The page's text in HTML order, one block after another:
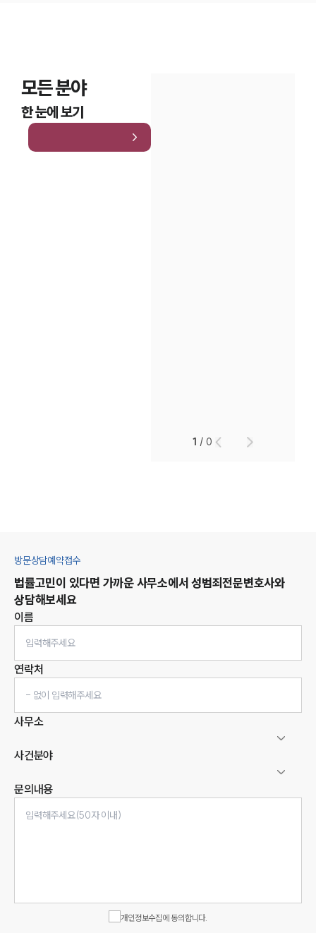
모든 분야
한 눈에 보기
1 /0
방문상담예약접수
법률고민이 있다면 가까운 사무소에서 성범죄전문변호사와
상담해보세요
이름
연락처
사무소
사건분야
문의내용
개인정보수집에 동의합니다.